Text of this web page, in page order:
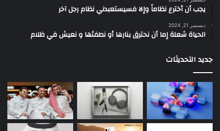
يجب أن أخترع نظاماً وإلا فسيستعبدني نظام رجل آخر
ديسمبر 21, 2024
الحياة شعلة إما أن نحترق بنارها أو نطفئها و نعيش في ظلام
جديد التحديثات